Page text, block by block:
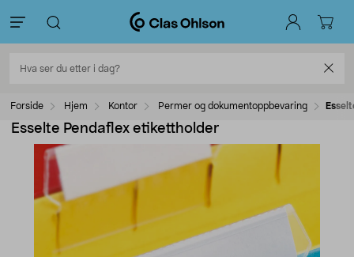
Forside Hjem Kontor Permer og dokumentoppbevaring
Esselte Pendaflex etikettholder